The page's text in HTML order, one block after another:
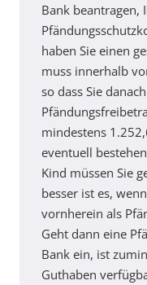
Bank beantragen,
haben Sie einen
muss innerhalb
so dass Sie
mindestens
eventuell
Kind müssen Sie
besser ist es,
vornherein als
Geht dann eine
Bank ein, ist
Guthaben